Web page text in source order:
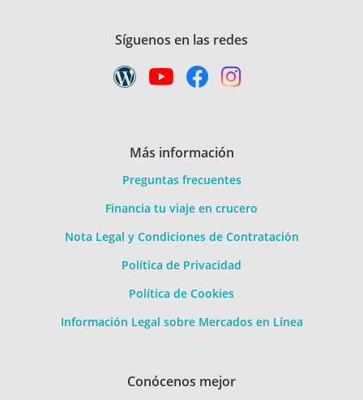
Síguenos en las redes
Más información
Preguntas frecuentes
Financia tu viaje en crucero
Nota Legal y Condiciones de Contratación
Política de Privacidad
Política de Cookies
Información Legal sobre Mercados en Línea
Conócenos mejor